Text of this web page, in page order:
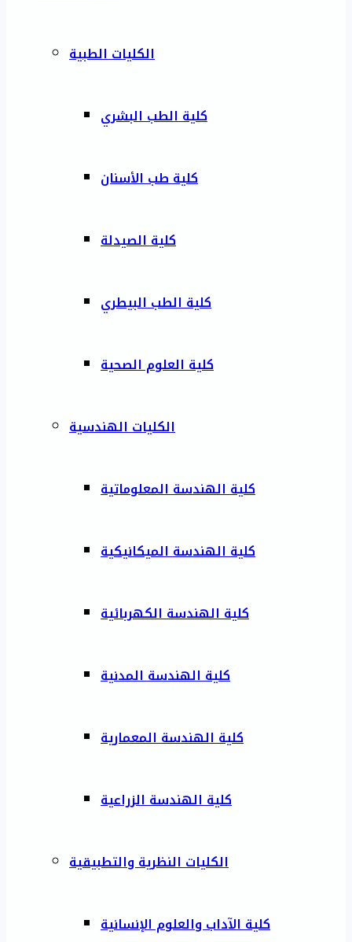
الكليات الطبية
كلية الطب البشري
كلية طب الأسنان
كلية الصيدلة
كلية الطب البيطري
كلية العلوم الصحية
الكليات الهندسية
كلية الهندسة المعلوماتية
كلية الهندسة الميكانيكية
كلية الهندسة الكهربائية
كلية الهندسة المدنية
كلية الهندسة المعمارية
كلية الهندسة الزراعية
الكليات النظرية والتطبيقية
كلية الآداب والعلوم الإنسانية